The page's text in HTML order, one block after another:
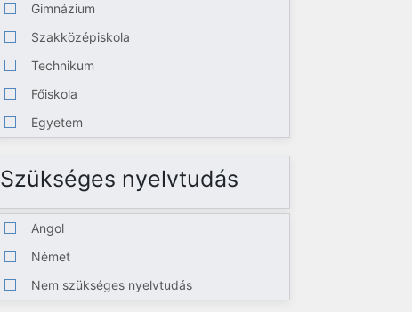
Gimnázium
Szakközépiskola
Technikum
Főiskola
Egyetem
Szükséges nyelvtudás
Angol
Német
Nem szükséges nyelvtudás